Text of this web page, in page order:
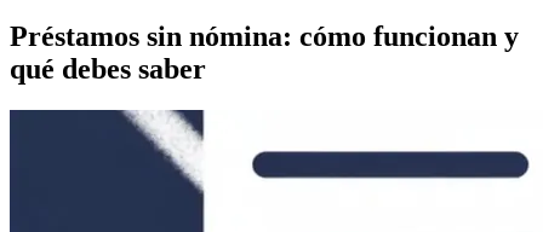
Préstamos sin nómina: cómo funcionan y
qué debes saber